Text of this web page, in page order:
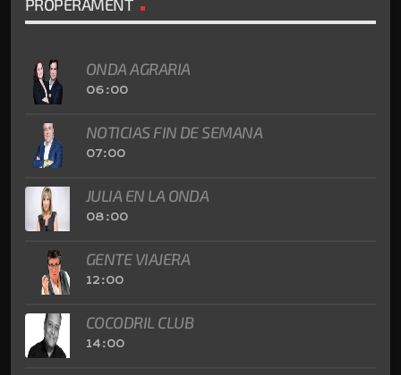
PROPERAMENT
ONDA AGRARIA
06:00
NOTICIAS FIN DE SEMANA
07:00
JULIA EN LA ONDA
08:00
GENTE VIAJERA
12:00
COCODRIL CLUB
14:00